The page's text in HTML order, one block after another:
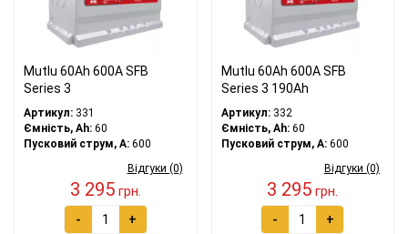
Mutlu 60Ah 600A SFB
Series 3
Артикул: 331
Ємність, Ah: 60
Пусковий струм, A: 600
Відгуки (0)
3 295грн.
- +
Mutlu 60Ah 600A SFB
Series 3 190Ah
Артикул:332
Ємність, Ah:60
Пусковий струм, A:600
Відгуки (0)
3 295 грн.
- +